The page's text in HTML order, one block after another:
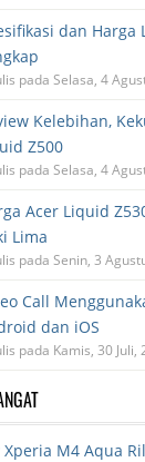
dan Harga
pada Selasa, 4
Kelebihan,
Z500
pada Selasa, 4
Acer Liquid
Lima
pada Senin, 3
Call
dan iOS
pada Kamis, 30 Juli,
Xperia M4 Aqua